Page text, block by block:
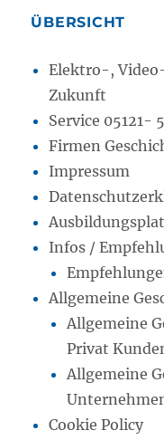
ÜBERSICHT
Elektro-,
Zukunft
Service 05121-
Firmen
Impressum
Infos /
Allgemeine
Allgemeine
Privat
Allgemeine
Cookie Policy